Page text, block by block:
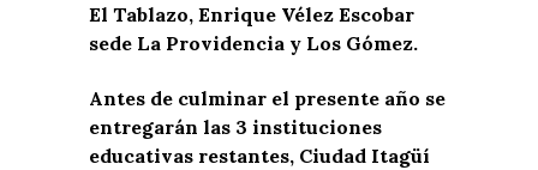
El Tablazo, Enrique Vélez Escobar
sede La Providencia y Los Gómez.
Antes de culminar el presente año se
entregarán las 3 instituciones
educativas restantes, Ciudad Itagüí